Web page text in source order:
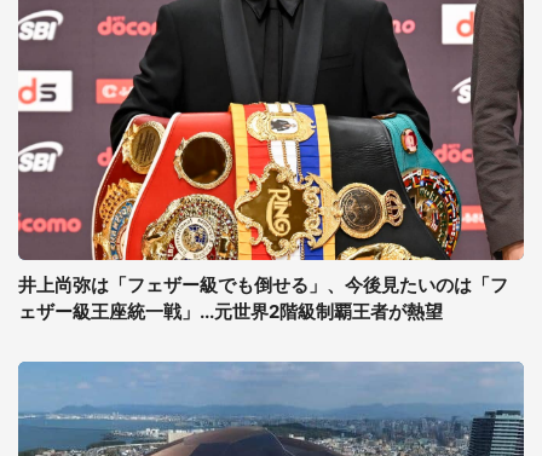
井上尚弥は「フェザー級でも倒せる」、今後見たいのは「フ
ェザー級王座統一戦」...元世界2階級制覇王者が熱望